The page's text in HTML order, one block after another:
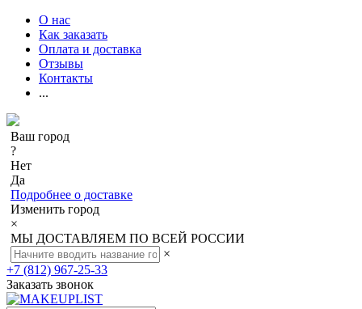
О нас
Как заказать
Оплата и доставка
Отзывы
Контакты
...
Ваш город
?
Нет
Да
Подробнее о доставке
Изменить город
×
МЫ ДОСТАВЛЯЕМ ПО ВСЕЙ РОССИИ
×
+7 (812) 967-25-33
Заказать звонок